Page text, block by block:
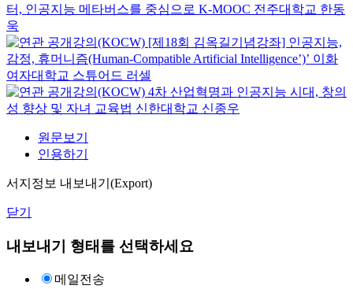
터, 인공지능 메타버스를 중심으로 K-MOOC 전주대학교 한동
욱
[제18회 김옥길기념강좌] 인공지능,
감정, 휴머니즘(Human-Compatible Artificial Intelligence’)’ 이화
여자대학교 스튜어드 러셀
4차 산업혁명과 인공지능 시대, 창의
성 향상 및 자녀 교육법 신한대학교 신종우
원문보기
인용하기
서지정보 내보내기(Export)
닫기
내보내기 형태를 선택하세요
메일전송